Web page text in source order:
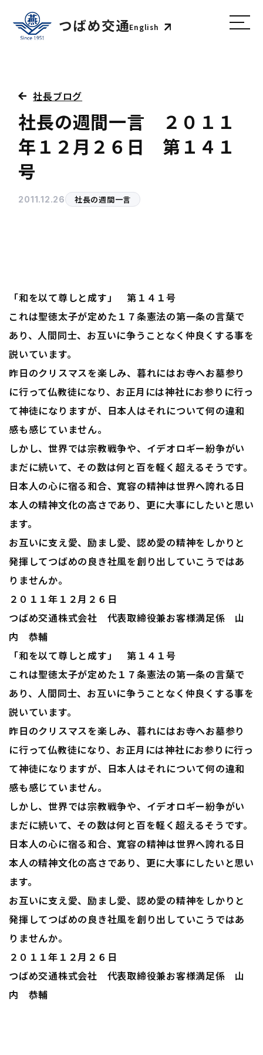
English
社長ブログ
社長の週間一言 ２０１１
年１２月２６日 第１４１
号
2011.12.26 社長の週間一言
「和を以て尊しと成す」 第１４１号
これは聖徳太子が定めた１７条憲法の第一条の言葉で
あり、人間同士、お互いに争うことなく仲良くする事を
説いています。
昨日のクリスマスを楽しみ、暮れにはお寺へお墓参り
に行って仏教徒になり、お正月には神社にお参りに行っ
て神徒になりますが、日本人はそれについて何の違和
感も感じていません。
しかし、世界では宗教戦争や、イデオロギー紛争がい
まだに続いて、その数は何と百を軽く超えるそうです。
日本人の心に宿る和合、寛容の精神は世界へ誇れる日
本人の精神文化の高さであり、更に大事にしたいと思い
ます。
お互いに支え愛、励まし愛、認め愛の精神をしかりと
発揮してつばめの良き社風を創り出していこうではあ
りませんか。
２０１１年１２月２６日
つばめ交通株式会社 代表取締役兼お客様満足係 山
内 恭輔
「和を以て尊しと成す」 第１４１号
これは聖徳太子が定めた１７条憲法の第一条の言葉で
あり、人間同士、お互いに争うことなく仲良くする事を
説いています。
昨日のクリスマスを楽しみ、暮れにはお寺へお墓参り
に行って仏教徒になり、お正月には神社にお参りに行っ
て神徒になりますが、日本人はそれについて何の違和
感も感じていません。
しかし、世界では宗教戦争や、イデオロギー紛争がい
まだに続いて、その数は何と百を軽く超えるそうです。
日本人の心に宿る和合、寛容の精神は世界へ誇れる日
本人の精神文化の高さであり、更に大事にしたいと思い
ます。
お互いに支え愛、励まし愛、認め愛の精神をしかりと
発揮してつばめの良き社風を創り出していこうではあ
りませんか。
２０１１年１２月２６日
つばめ交通株式会社 代表取締役兼お客様満足係 山
内 恭輔